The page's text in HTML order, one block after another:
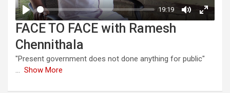
FACE TO FACE with Ramesh
Chennithala
"Present government does not done anything for public"
... Show More